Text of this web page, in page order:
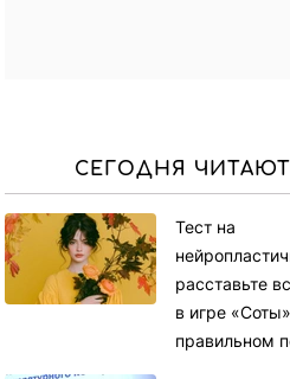
СЕГОДНЯ ЧИТАЮТ
Тест на
расставьте
в игре
правильном